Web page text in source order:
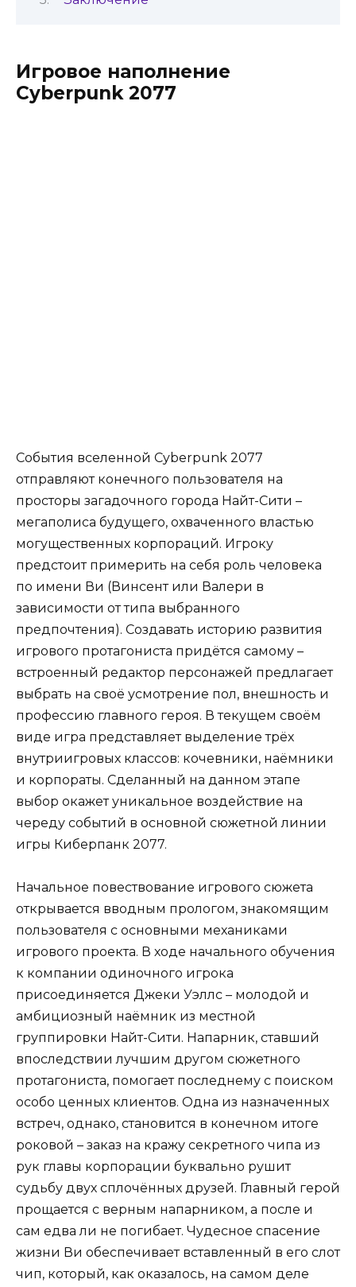
Игровое наполнение
Cyberpunk 2077
События вселенной Cyberpunk 2077
отправляют конечного пользователя на
просторы загадочного города Найт-Сити –
мегаполиса будущего, охваченного властью
могущественных корпораций. Игроку
предстоит примерить на себя роль человека
по имени Ви (Винсент или Валери в
зависимости от типа выбранного
предпочтения). Создавать историю развития
игрового протагониста придётся самому –
встроенный редактор персонажей предлагает
выбрать на своё усмотрение пол, внешность и
профессию главного героя. В текущем своём
виде игра представляет выделение трёх
внутриигровых классов: кочевники, наёмники
и корпораты. Сделанный на данном этапе
выбор окажет уникальное воздействие на
череду событий в основной сюжетной линии
игры Киберпанк 2077.
Начальное повествование игрового сюжета
открывается вводным прологом, знакомящим
пользователя с основными механиками
игрового проекта. В ходе начального обучения
к компании одиночного игрока
присоединяется Джеки Уэллс – молодой и
амбициозный наёмник из местной
группировки Найт-Сити. Напарник, ставший
впоследствии лучшим другом сюжетного
протагониста, помогает последнему с поиском
особо ценных клиентов. Одна из назначенных
встреч, однако, становится в конечном итоге
роковой – заказ на кражу секретного чипа из
рук главы корпорации буквально рушит
судьбу двух сплочённых друзей. Главный герой
прощается с верным напарником, а после и
сам едва ли не погибает. Чудесное спасение
жизни Ви обеспечивает вставленный в его слот
чип, который, как оказалось, на самом деле